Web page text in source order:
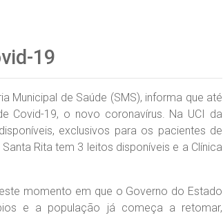
19
Municipal de Saúde (SMS), informa que até
Covid-19, o novo coronavírus. Na UCI da
exclusivos para os pacientes de
Rita tem 3 leitos disponíveis e a Clínica
momento em que o Governo do Estado
e a população já começa a retomar,